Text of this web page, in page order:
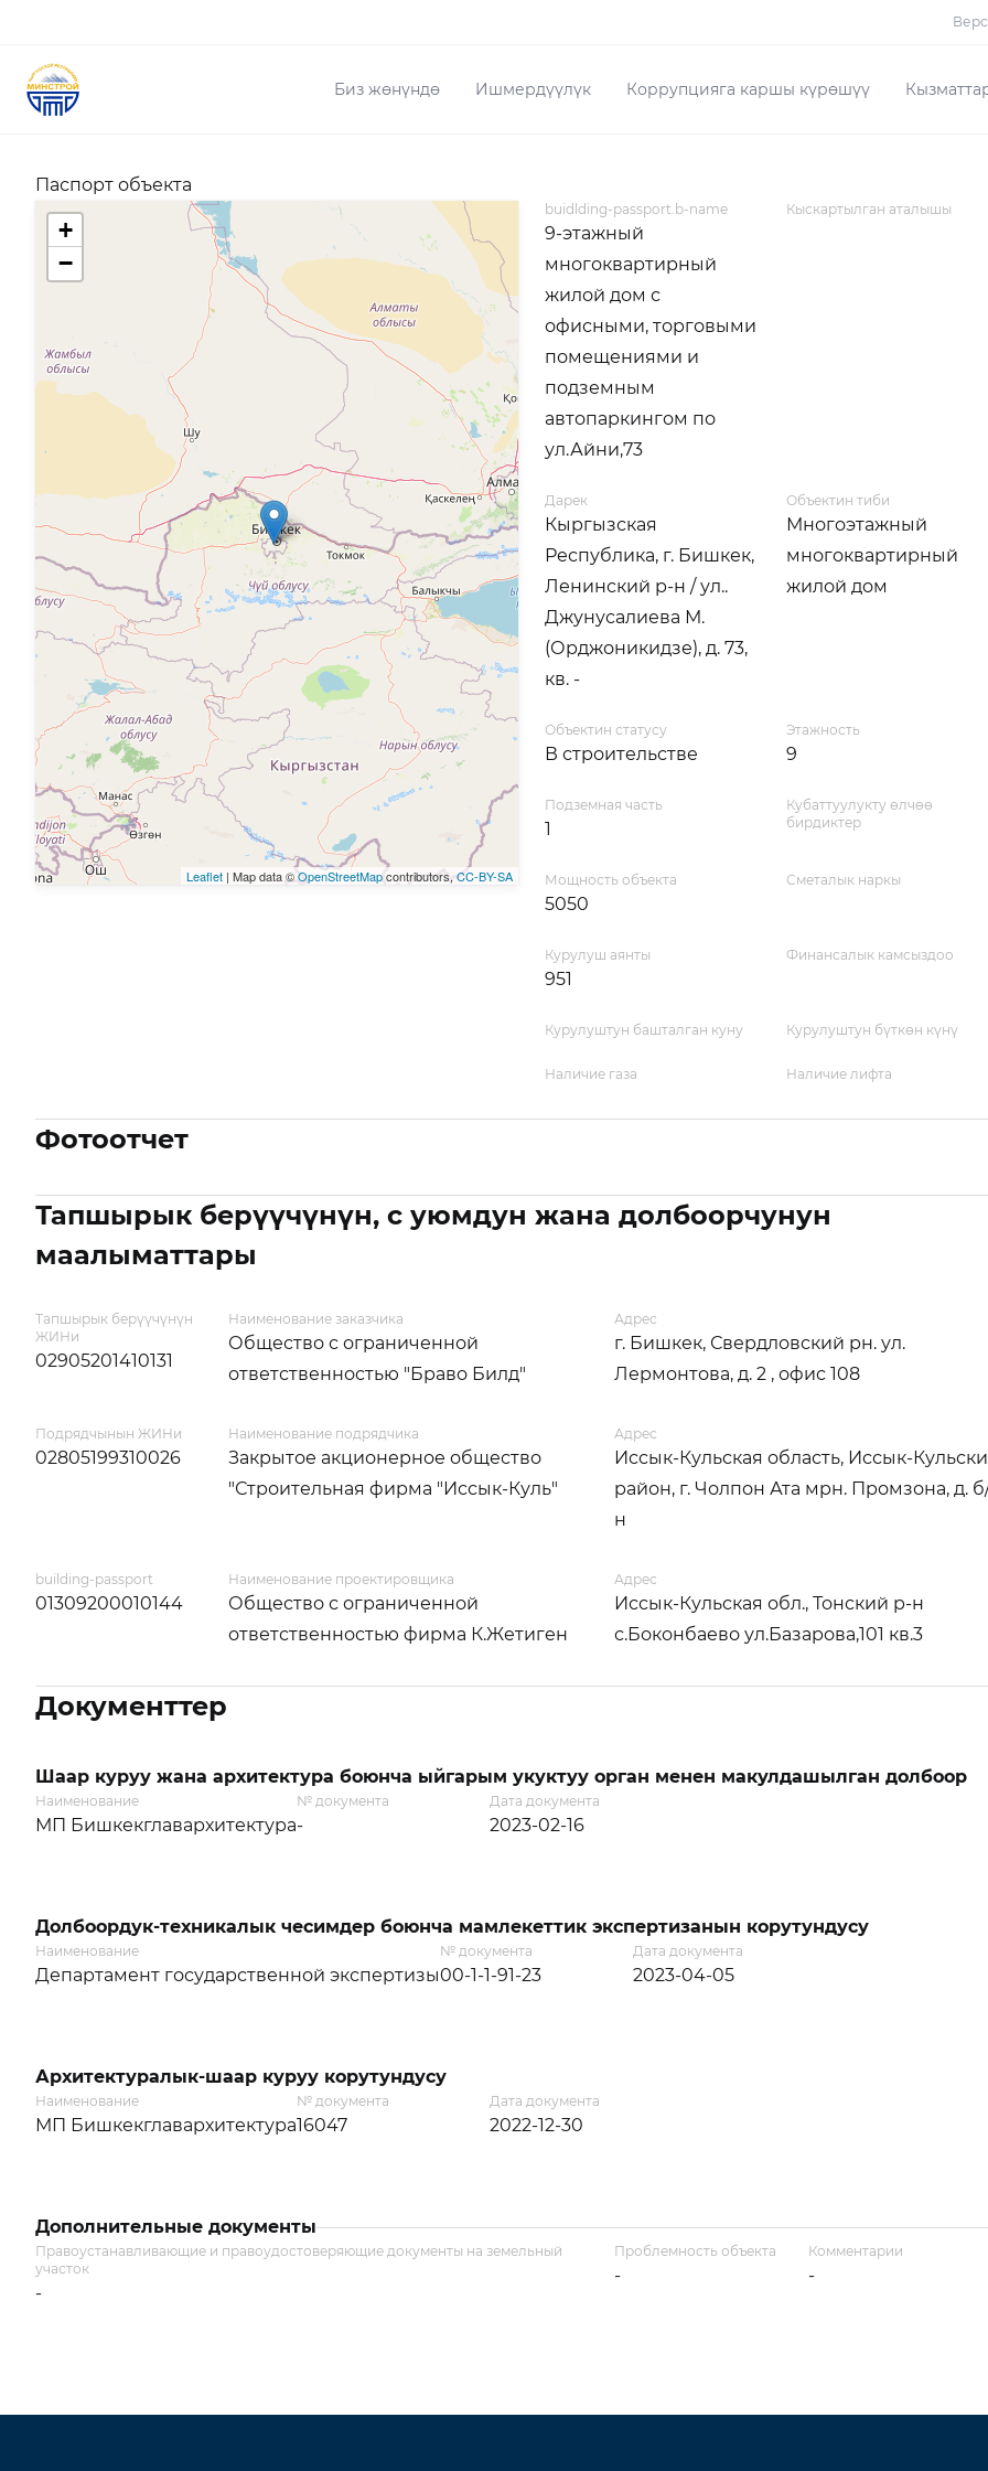
Биз жөнүндө Ишмердүүлүк Коррупцияга каршы күрөшүү
Паспорт объекта
+
−
Leaflet| Map data ©OpenStreetMapcontributors, CC-BY-SA
buidlding-passport.b-name
9-этажный
многоквартирный
жилой дом с
офисными, торговыми
помещениями и
подземным
автопаркингом по
ул.Айни,73
Кыскартылган аталышы
Дарек
Кыргызская
Республика, г. Бишкек,
Ленинский р-н / ул..
Джунусалиева М.
(Орджоникидзе), д. 73,
кв. -
Объектин тиби
Многоэтажный
многоквартирный
жилой дом
Объектин статусу
В строительстве
Этажность
9
Подземная часть
1
Кубаттуулукту өлчөө
бирдиктер
Мощность объекта
5050
Сметалык наркы
Курулуш аянты
951
Финансалык камсыздоо
Курулуштун башталган куну Курулуштун бүткөн күнү
Наличие газа Наличие лифта
Фотоотчет
Тапшырык берүүчүнүн, с уюмдун жана долбоорчунун
маалыматтары
Тапшырык берүүчүнүн
ЖИНи
02905201410131
Наименование заказчика
Общество с ограниченной
ответственностью "Браво Билд"
Адрес
г. Бишкек, Свердловский рн. ул.
Лермонтова, д. 2 , офис 108
Подрядчынын ЖИНи
02805199310026
Наименование подрядчика
Закрытое акционерное общество
"Строительная фирма "Иссык-Куль"
Адрес
Иссык-Кульская область, Иссык-
район, г. Чолпон Ата мрн. Промзона, д.
н
building-passport
01309200010144
Наименование проектировщика
Общество с ограниченной
ответственностью фирма К.Жетиген
Адрес
Иссык-Кульская обл., Тонский р-н
с.Боконбаево ул.Базарова,101 кв.3
Документтер
Шаар куруу жана архитектура боюнча ыйгарым укуктуу орган менен макулдашылган долбоор
Наименование
МП Бишкекглавархитектура
№ документа
-
Дата документа
2023-02-16
Долбоордук-техникалык чесимдер боюнча мамлекеттик экспертизанын корутундусу
Наименование
Департамент государственной экспертизы
№ документа
00-1-1-91-23
Дата документа
2023-04-05
Архитектуралык-шаар куруу корутундусу
Наименование
МП Бишкекглавархитектура
№ документа
16047
Дата документа
2022-12-30
Дополнительные документы
Правоустанавливающие и правоудостоверяющие документы на земельный
участок
-
Проблемность объекта
-
Комментарии
-